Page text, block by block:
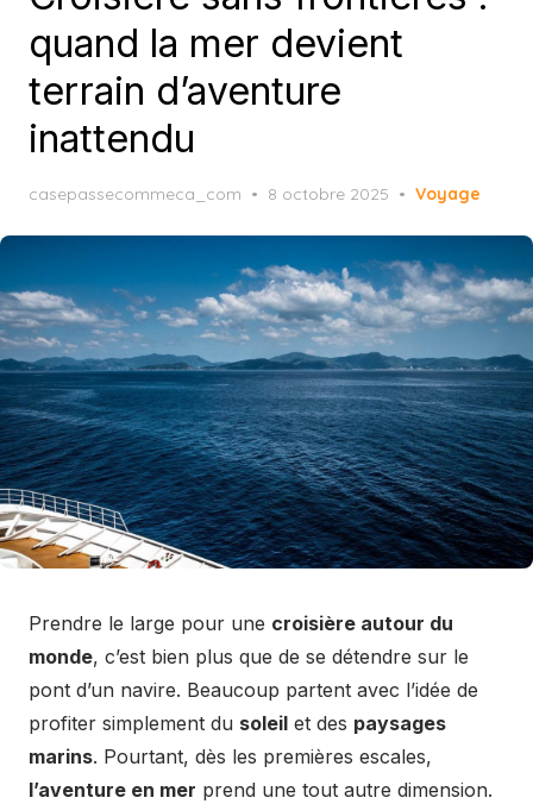
quand la mer devient
terrain d’aventure
inattendu
casepassecommeca_com
Posted
8 octobre 2025 Voyage
Prendre le large pour une croisière autour du
monde, c’est bien plus que de se détendre sur le
pont d’un navire. Beaucoup partent avec l’idée de
profiter simplement du soleil et des paysages
marins. Pourtant, dès les premières escales,
l’aventure en mer prend une tout autre dimension.